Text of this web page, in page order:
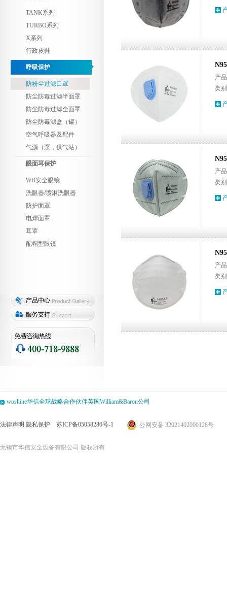
TANK系列
TURBO系列
X系列
行政皮鞋
呼吸保护
防粉尘过滤口罩
防尘防毒过滤半面罩
防尘防毒过滤全面罩
防尘防毒滤盒（罐）
空气呼吸器及配件
气源（泵，供气站）
眼面耳保护
WB安全眼镜
洗眼器/喷淋洗眼器
防护面罩
电焊面罩
耳罩
配帽型眼镜
产
类
产
类
产
类
woshine华信全球战略合作伙伴英国William&Baron公司
法律声明 隐私保护 苏ICP备05058286号-1 公网安备 32021402000128号
无锡市华信安全设备有限公司 版权所有